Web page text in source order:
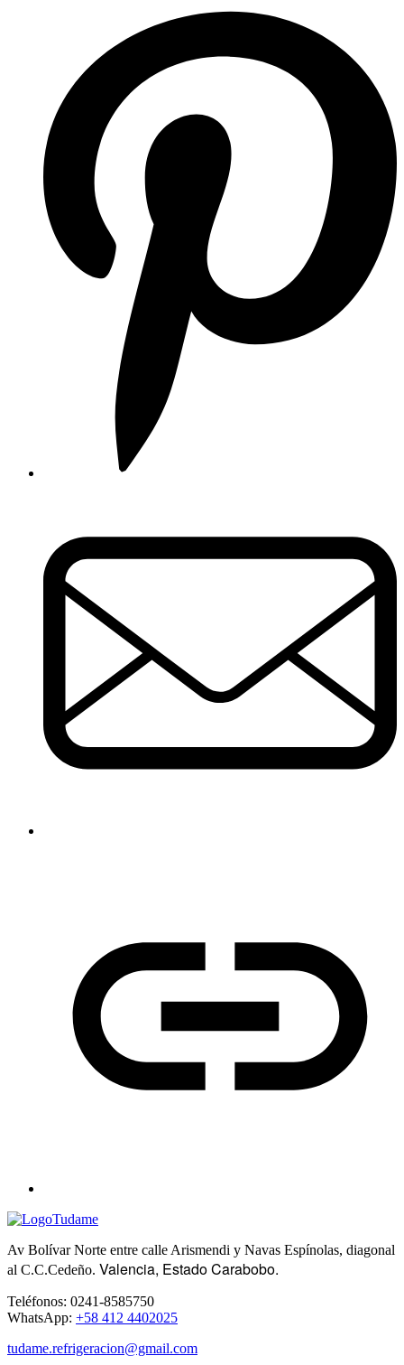
Av Bolívar Norte entre calle Arismendi y Navas Espínolas, diagonal
al C.C.Cedeño. Valencia, Estado Carabobo.
Teléfonos: 0241-8585750
WhatsApp: +58 412 4402025
tudame.refrigeracion@gmail.com